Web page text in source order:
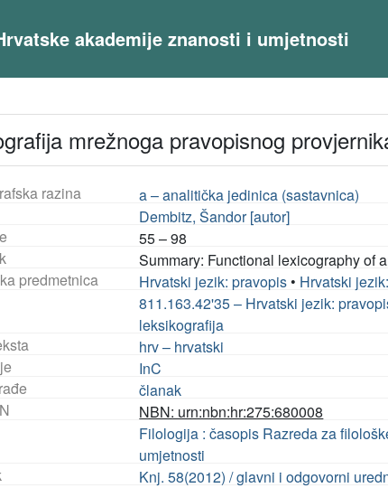
akademije znanosti i umjetnosti
mrežnoga pravopisnog
razina
a – analitička jedinica (sastavnica)
Dembitz, Šandor [autor]
55 – 98
Summary: Functional lexicography of
predmetnica
Hrvatski jezik: pravopis • Hrvatski
811.163.42'35 – Hrvatski jezik:
leksikografija
hrv – hrvatski
InC
članak
NBN: urn:nbn:hr:275:680008
Filologija : časopis Razreda za
umjetnosti
Knj. 58(2012) / glavni i odgovorni